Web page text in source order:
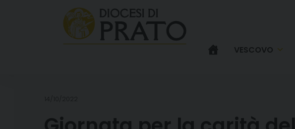
VESCOVO
14/10/2022